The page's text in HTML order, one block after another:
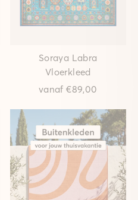
Soraya Labra
Vloerkleed
vanaf€89,00